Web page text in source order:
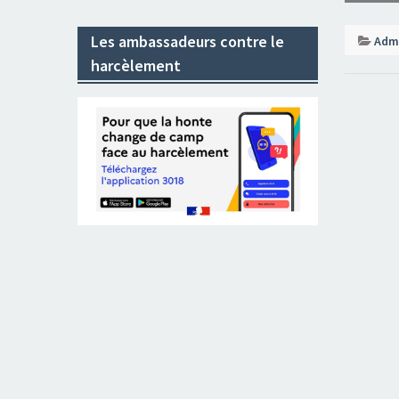
Les ambassadeurs contre le
harcèlement